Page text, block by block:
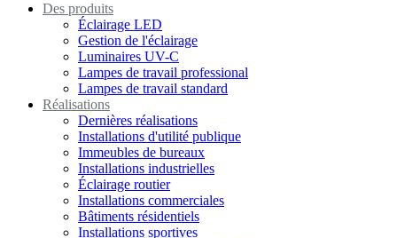
Des produits
Éclairage LED
Gestion de l'éclairage
Luminaires UV-C
Lampes de travail professional
Lampes de travail standard
Réalisations
Dernières réalisations
Installations d'utilité publique
Immeubles de bureaux
Installations industrielles
Éclairage routier
Installations commerciales
Bâtiments résidentiels
Installations sportives